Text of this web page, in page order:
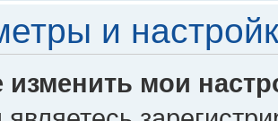
и
изменить мои